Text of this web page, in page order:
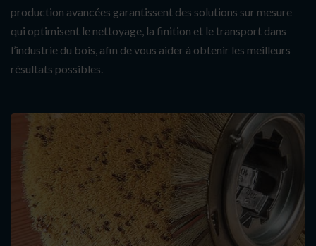
production avancées garantissent des solutions sur mesure
qui optimisent le nettoyage, la finition et le transport dans
l’industrie du bois, afin de vous aider à obtenir les meilleurs
résultats possibles.